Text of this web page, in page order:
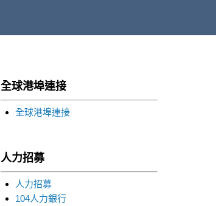
全球港埠連接
全球港埠連接
人力招募
人力招募
104人力銀行